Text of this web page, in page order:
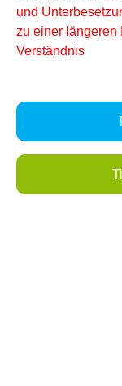
und
zu einer längeren
Verständnis